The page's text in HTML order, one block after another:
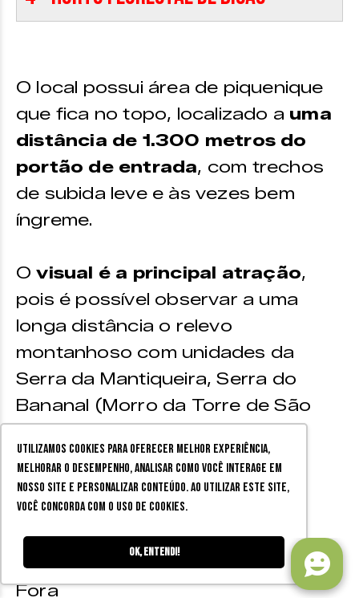
Utilizamos cookies para oferecer melhor experiência,
melhorar o desempenho, analisar como você interage em
nosso site e personalizar conteúdo. Ao utilizar este site,
você concorda com o uso de cookies.
Ok, entendi!
O local possui área de piquenique
que fica no topo, localizado a uma
distância de 1.300 metros do
portão de entrada, com trechos
de subida leve e às vezes bem
íngreme.
Ovisual é a principal atração,
pois é possível observar a uma
longa distância o relevo
montanhoso com unidades da
Serra da Mantiqueira, Serra do
Bananal (Morro da Torre de São
Taruaçu (distrito de São João
Nepomuceno).
Onde:Em Bicas, a
aproximadamente 37 km de Juiz de
Fora